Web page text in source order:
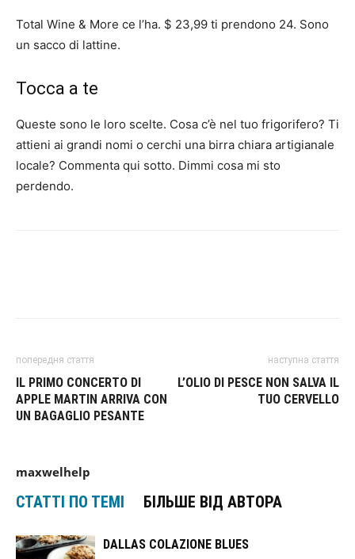
Total Wine & More ce l’ha. $ 23,99 ti prendono 24. Sono
un sacco di lattine.
Tocca a te
Queste sono le loro scelte. Cosa c’è nel tuo frigorifero? Ti
attieni ai grandi nomi o cerchi una birra chiara artigianale
locale? Commenta qui sotto. Dimmi cosa mi sto
perdendo.
попередня стаття
IL PRIMO CONCERTO DI
APPLE MARTIN ARRIVA CON
UN BAGAGLIO PESANTE
наступна стаття
L’OLIO DI PESCE NON SALVA IL
TUO CERVELLO
maxwelhelp
СТАТТІ ПО ТЕМІ БІЛЬШЕ ВІД АВТОРА
DALLAS COLAZIONE BLUES